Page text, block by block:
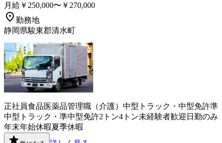
月給￥250,000〜￥270,000
勤務地
静岡県駿東郡清水町
正社員食品医薬品管理職（介護） 中型トラック・中型免許準
中型トラック・準中型免許2トン4トン未経験者歓迎 日勤のみ
年末年始休暇夏季休暇